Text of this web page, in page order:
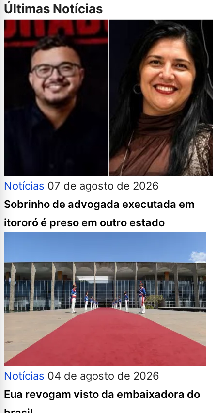
Últimas Notícias
Notícias 07 de agosto de 2026
Sobrinho de advogada executada em
itororó é preso em outro estado
Notícias 04 de agosto de 2026
Eua revogam visto da embaixadora do